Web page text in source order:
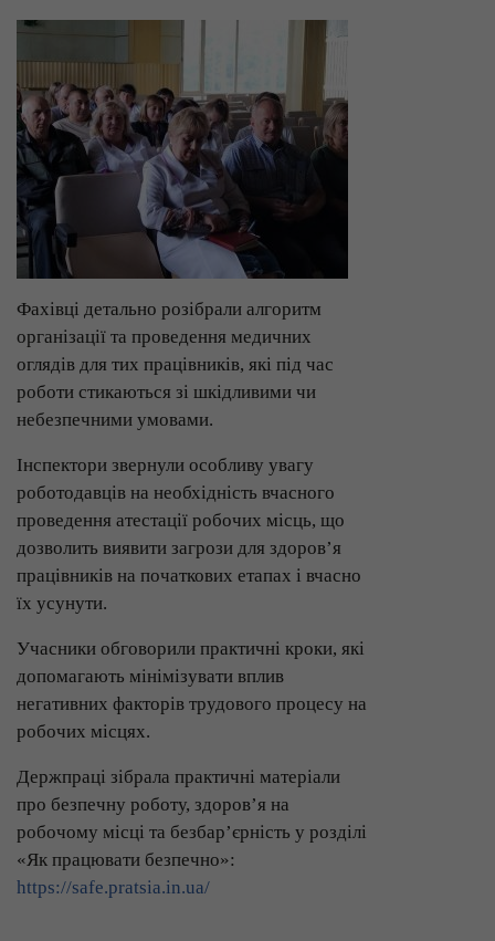
Фахівці детально розібрали алгоритм
організації та проведення медичних
оглядів для тих працівників, які під час
роботи стикаються зі шкідливими чи
небезпечними умовами.
Інспектори звернули особливу увагу
роботодавців на необхідність вчасного
проведення атестації робочих місць, що
дозволить виявити загрози для здоров’я
працівників на початкових етапах і вчасно
їх усунути.
Учасники обговорили практичні кроки, які
допомагають мінімізувати вплив
негативних факторів трудового процесу на
робочих місцях.
Держпраці зібрала практичні матеріали
про безпечну роботу, здоров’я на
робочому місці та безбар’єрність у розділі
«Як працювати безпечно»:
https://safe.pratsia.in.ua/